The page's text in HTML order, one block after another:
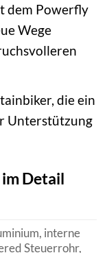
dem Powerfly
Wege
die ein
Unterstützung
Detail
interne
Steuerrohr,